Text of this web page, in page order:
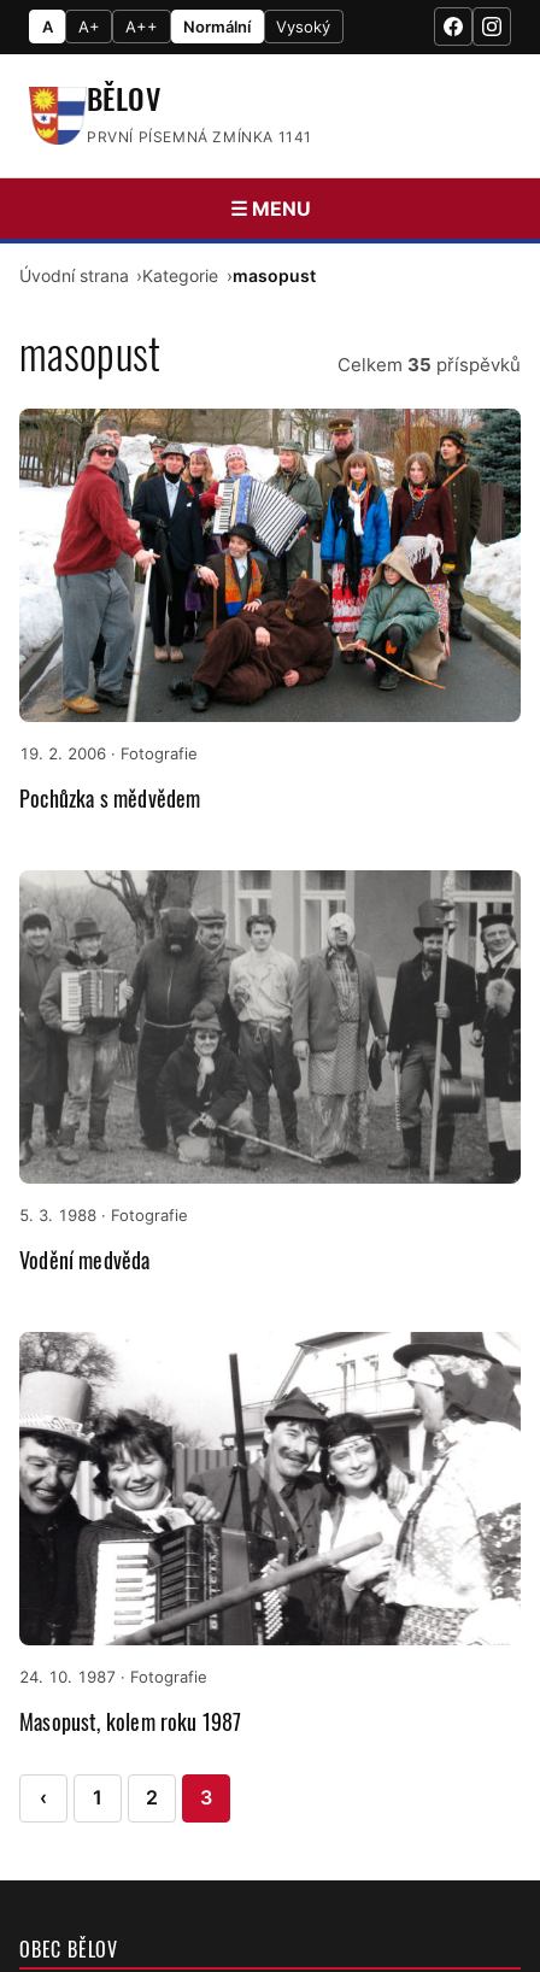
A A+ A++ Normální Vysoký
BĚLOV
PRVNÍ PÍSEMNÁ ZMÍNKA 1141
☰ MENU
Úvodní strana Kategorie masopust
masopust Celkem 35 příspěvků
19. 2. 2006 · Fotografie
Pochůzka s mědvědem
5. 3. 1988 · Fotografie
Vodění medvěda
24. 10. 1987 · Fotografie
Masopust, kolem roku 1987
Stránkování
příspěvků
‹ 1 2 3
OBEC BĚLOV